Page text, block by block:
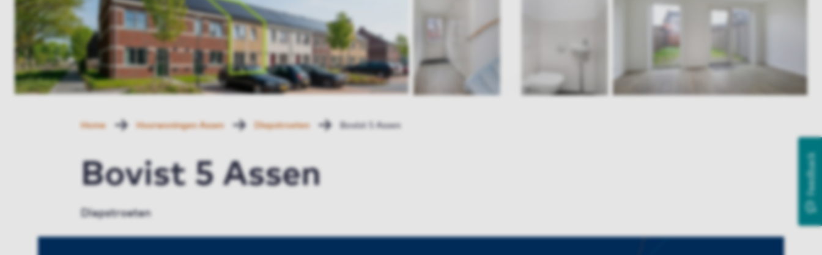
Home Huurwoningen Assen Diepstroeten Bovist 5 Assen
Bovist 5 Assen
Diepstroeten
Feedback